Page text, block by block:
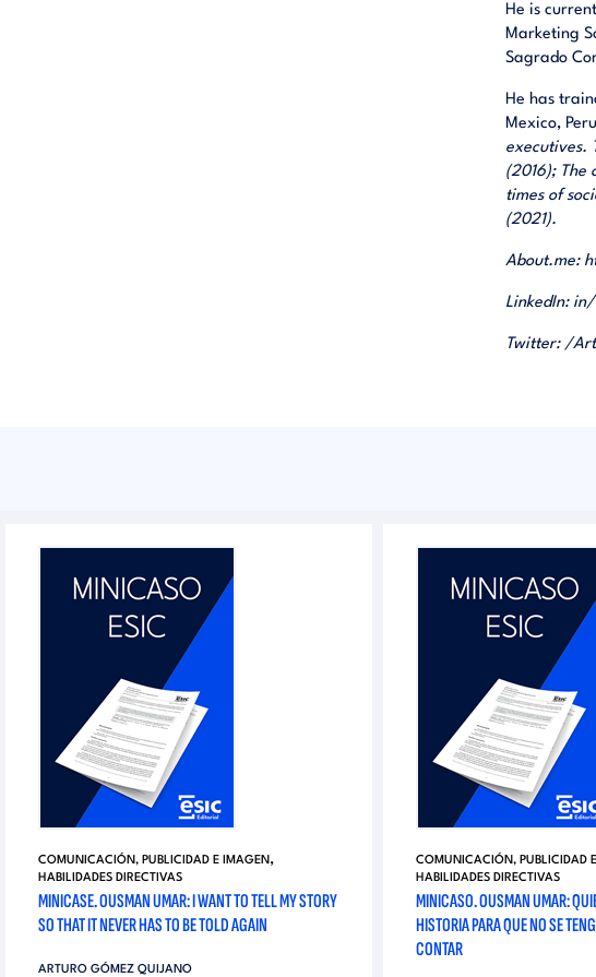
He is
Marketing
Sagrado
He has
Mexico,
executives.
(2016); The
times of
(2021).
About.me:
LinkedIn: in/
Twitter: /
COMUNICACIÓN, PUBLICIDAD E IMAGEN,
HABILIDADES DIRECTIVAS
MINICASE. OUSMAN UMAR: I WANT TO TELL MY STORY
SO THAT IT NEVER HAS TO BE TOLD AGAIN
ARTURO GÓMEZ QUIJANO
COMUNICACIÓN, PUBLICIDAD
HABILIDADES DIRECTIVAS
MINICASO. OUSMAN UMAR:
HISTORIA PARA QUE NO SE
CONTAR